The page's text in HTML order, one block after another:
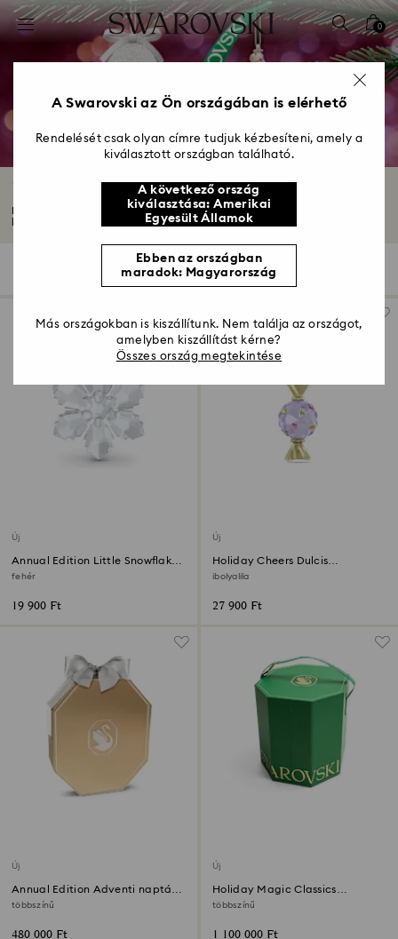
Hozzáférési-kulcs lista
2 - Lábléc
3 – Szűrés
4 - keresési találat
0
Függődíszek és dekorációk kristályból
Bemutatjuk ünnepi kristály függődísz választékunkat. Fedezze fel a
Mutasson többet
szűrő
szűrő Rendezési szempont
Rendezési
szempont
Új
Annual Edition Little Snowflake
dísz 2026
fehér
19 900 Ft
Új
Holiday Cheers Dulcis
Cukorkadísz
ibolyalila
27 900 Ft
Új
Annual Edition Adventi naptár
2026
többszínű
480 000 Ft
Új
Holiday Magic Classics
Karácsonyfadísz szett
többszínű
1 100 000 Ft
A Swarovski az Ön országában is elérhető
Rendelését csak olyan címre tudjuk kézbesíteni, amely a
kiválasztott országban található.
A következő ország
kiválasztása: Amerikai
Egyesült Államok
Ebben az országban
maradok: Magyarország
Más országokban is kiszállítunk. Nem találja az országot,
amelyben kiszállítást kérne?
Összes ország megtekintése